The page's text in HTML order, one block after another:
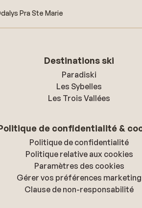
Pra Ste Marie
Destinations ski
Paradiski
Les Sybelles
Les Trois Vallées
de confidentialité &
Politique de confidentialité
Politique relative aux cookies
Paramètres des cookies
Gérer vos préférences marketing
Clause de non-responsabilité